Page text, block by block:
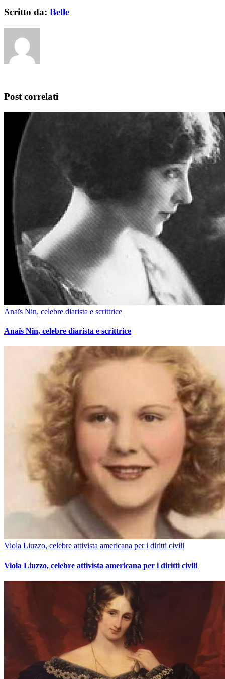
Scritto da: Belle
Post correlati
Anaïs Nin, celebre diarista e scrittrice
Anaïs Nin, celebre diarista e scrittrice
Viola Liuzzo, celebre attivista americana per i diritti civili
Viola Liuzzo, celebre attivista americana per i diritti civili